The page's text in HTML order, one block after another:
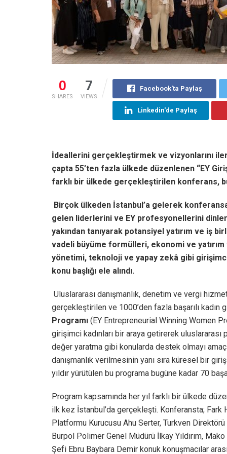
0
SHARES
7
VIEWS
Facebook'ta Paylaş
Linkedin'de Paylaş
İdeallerini gerçekleştirmek ve vizyonlarını
çapta 55’ten fazla ülkede düzenlenen “EY
farklı bir ülkede gerçekleştirilen konferans,
Birçok ülkeden İstanbul’a gelerek konferansa
gelen liderlerini ve EY profesyonellerini
yakından tanıyarak potansiyel yatırım ve iş
vadeli büyüme formülleri, ekonomi ve
yönetimi, teknoloji ve yapay zekâ gibi
konu başlığı ele alındı.
Uluslararası danışmanlık, denetim ve vergi
gerçekleştirilen ve 1000’den fazla başarılı kadın
Programı (EY Entrepreneurial Winning Women
girişimci kadınları bir araya getirerek
değer yaratma gibi konularda destek olmayı
danışmanlık verilmesinin yanı sıra küresel bir
yıldır yürütülen bu programa bugüne kadar 70
Program kapsamında her yıl farklı bir ülkede
ilk kez İstanbul’da gerçekleşti. Konferansta; Fark
Platformu Kurucusu Ahu Serter, Turkven
Burpol Polimer Genel Müdürü İlkay Yıldırım,
Şefi Ebru Baybara Demir konuk konuşmacılar